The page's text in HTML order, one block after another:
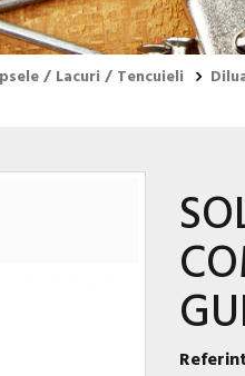
/ Lacuri / Tencuieli